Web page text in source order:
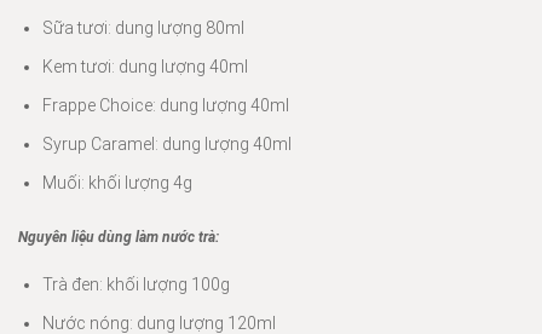
Sữa tươi: dung lượng 80ml
Kem tươi: dung lượng 40ml
Frappe Choice: dung lượng 40ml
Syrup Caramel: dung lượng 40ml
Muối: khối lượng 4g
Nguyên liệu dùng làm nước trà:
Trà đen: khối lượng 100g
Nước nóng: dung lượng 120ml